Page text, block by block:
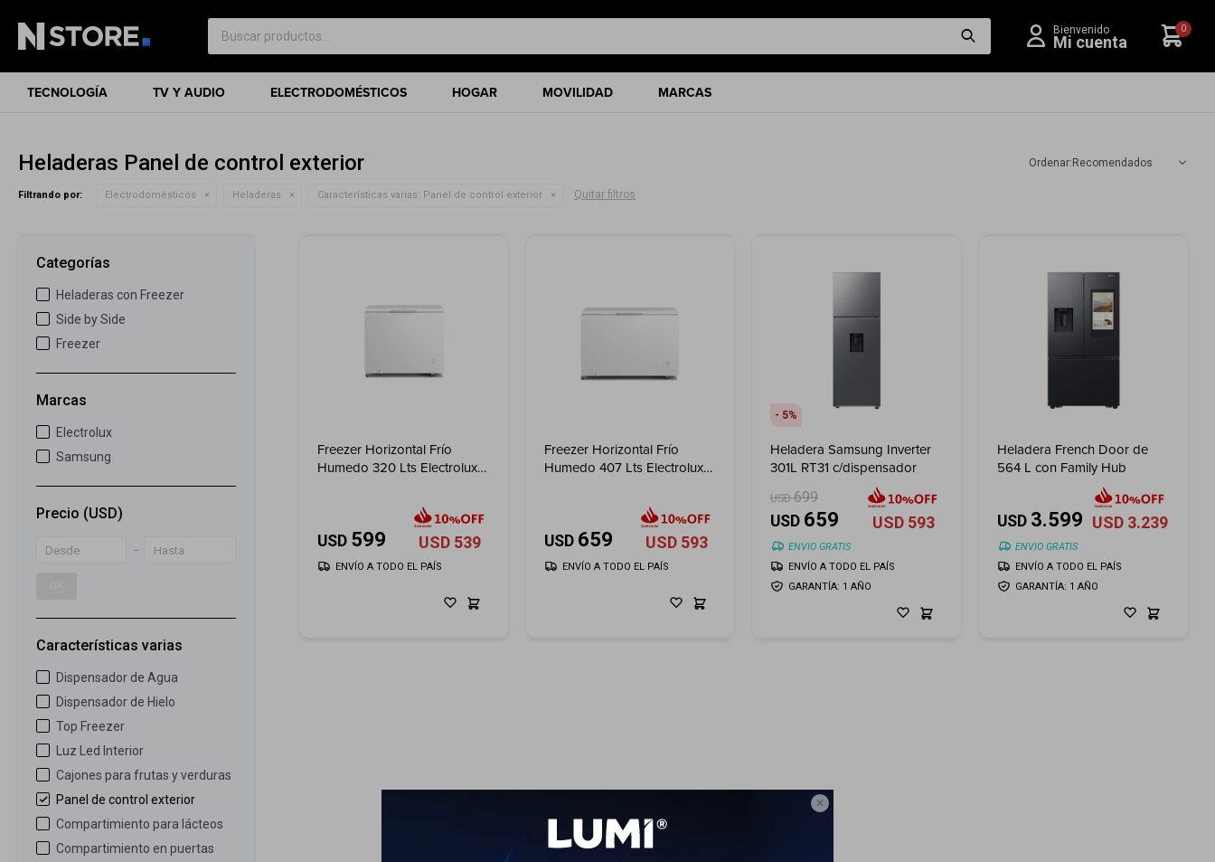

TECNOLOGÍA TV Y AUDIO ELECTRODOMÉSTICOS HOGAR MOVILIDAD MARCAS
0
Heladeras Panel de control exterior Recomendados
Filtrando por: Electrodomésticos Heladeras Características varias: Panel de control exterior Quitar filtros
Freezer Horizontal Frío
Humedo 320 Lts Electrolux
USD 599 USD 539
ENVÍO A TODO EL PAÍS
Freezer Horizontal Frío
Humedo 407 Lts Electrolux
USD 659 USD 593
ENVÍO A TODO EL PAÍS
5
Heladera Samsung Inverter
301L RT31 c/dispensador
USD 699
USD 659 USD 593
ENVIO GRATIS
GARANTÍA: 1 AÑO
ENVÍO A TODO EL PAÍS
Heladera French Door de
564 L con Family Hub
USD 3.599 USD 3.239
ENVIO GRATIS
GARANTÍA: 1 AÑO
ENVÍO A TODO EL PAÍS
Categorías
Heladeras con Freezer
Side by Side
Freezer
Marcas
Electrolux
Samsung
Precio (USD)
Características varias
Dispensador de Agua
Dispensador de Hielo
Top Freezer
Luz Led Interior
Cajones para frutas y verduras
Panel de control exterior
Compartimiento para lácteos
Compartimiento en puertas